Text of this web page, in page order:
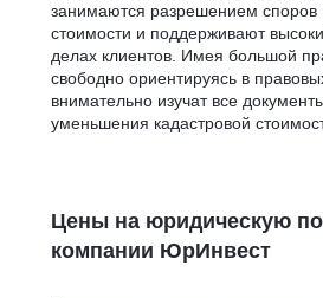
занимаются разрешением споров
стоимости и поддерживают
делах клиентов. Имея большой
свободно ориентируясь в
внимательно изучат все
уменьшения кадастровой
Цены на юридическую
компании ЮрИнвест